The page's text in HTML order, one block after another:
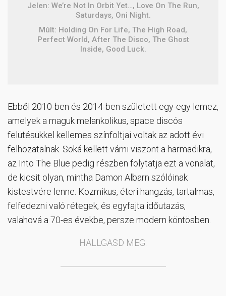
Jelen: We’re Not In Orbit Yet…, Love On The Run,
Saturdays, Oni Night.
Múlt: Holding On For Life, The High Road,
Perfect World, After The Disco, The Ghost
Inside, Good Luck.
Ebből 2010-ben és 2014-ben született egy-egy lemez,
amelyek a maguk melankolikus, space discós
felütésükkel kellemes színfoltjai voltak az adott évi
felhozatalnak. Soká kellett várni viszont a harmadikra,
az Into The Blue pedig részben folytatja ezt a vonalat,
de kicsit olyan, mintha Damon Albarn szólóinak
kistestvére lenne. Kozmikus, éteri hangzás, tartalmas,
felfedezni való rétegek, és egyfajta időutazás,
valahová a 70-es évekbe, persze modern köntösben.
HALLGASD MEG: